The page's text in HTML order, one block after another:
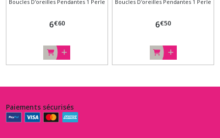
Boucles D'oreilles Pendantes 1 Perle
6€60
crochets argent
Boucles D'oreilles Pendantes 1 Perle
6€50
Paiements sécurisés